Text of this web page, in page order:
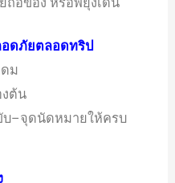
ดภัยตลอดทริป
ม
ต้น
–จุดนัดหมายให้ครบ